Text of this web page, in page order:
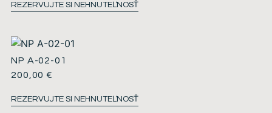
REZERVUJTE SI NEHNUTEĽNOSŤ
NP A-02-01
200,00€
REZERVUJTE SI NEHNUTEĽNOSŤ